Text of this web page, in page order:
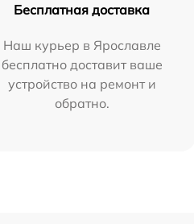
Бесплатная доставка
Наш курьер в Ярославле
бесплатно доставит ваше
устройство на ремонт и
обратно.